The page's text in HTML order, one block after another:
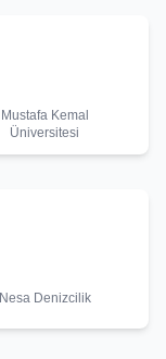
Mustafa Kemal
Üniversitesi
Nesa Denizcilik